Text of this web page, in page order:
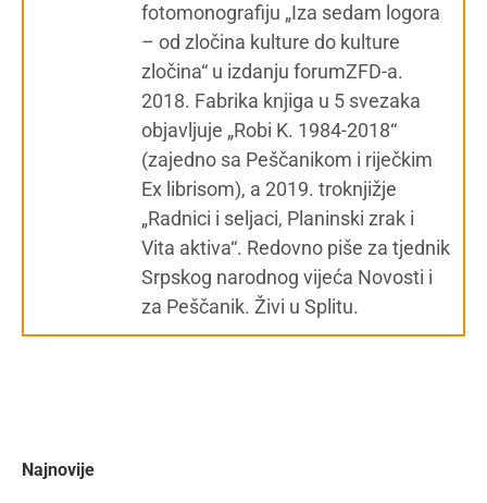
fotomonografiju „Iza sedam logora
– od zločina kulture do kulture
zločina“ u izdanju forumZFD-a.
2018. Fabrika knjiga u 5 svezaka
objavljuje „Robi K. 1984-2018“
(zajedno sa Peščanikom i riječkim
Ex librisom), a 2019. troknjižje
„Radnici i seljaci, Planinski zrak i
Vita aktiva“. Redovno piše za tjednik
Srpskog narodnog vijeća Novosti i
za Peščanik. Živi u Splitu.
Najnovije